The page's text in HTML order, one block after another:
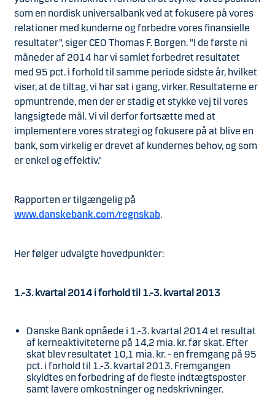
som en nordisk universalbank ved at fokusere på vores
relationer med kunderne og forbedre vores finansielle
resultater", siger CEO Thomas F. Borgen. "I de første ni
måneder af 2014 har vi samlet forbedret resultatet
med 95 pct. i forhold til samme periode sidste år, hvilket
viser, at de tiltag, vi har sat i gang, virker. Resultaterne er
opmuntrende, men der er stadig et stykke vej til vores
langsigtede mål. Vi vil derfor fortsætte med at
implementere vores strategi og fokusere på at blive en
bank, som virkelig er drevet af kundernes behov, og som
er enkel og effektiv."
Rapporten er tilgængelig på
www.danskebank.com/regnskab.
Her følger udvalgte hovedpunkter:
1.-3. kvartal 2014 i forhold til 1.-3. kvartal 2013
Danske Bank opnåede i 1.-3. kvartal 2014 et resultat
af kerneaktiviteterne på 14,2 mia. kr. før skat. Efter
skat blev resultatet 10,1 mia. kr. - en fremgang på 95
pct. i forhold til 1.-3. kvartal 2013. Fremgangen
skyldtes en forbedring af de fleste indtægtsposter
samt lavere omkostninger og nedskrivninger.